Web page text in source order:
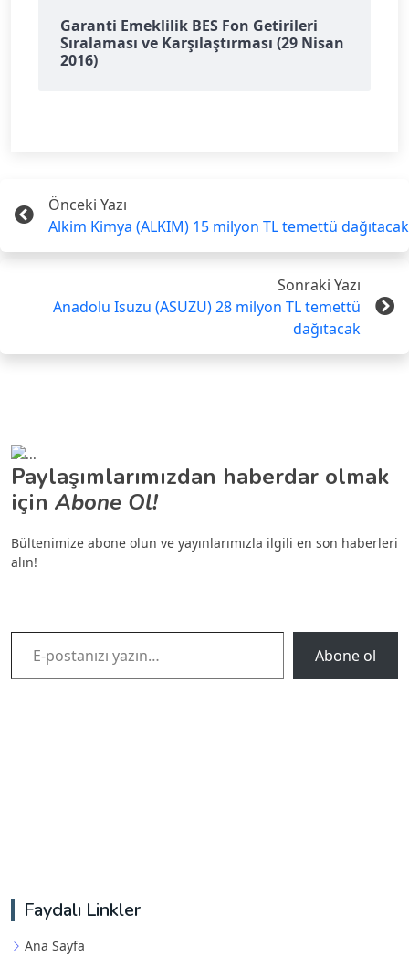
Garanti Emeklilik BES Fon Getirileri
Sıralaması ve Karşılaştırması (29 Nisan
2016)
Önceki Yazı
Alkim Kimya (ALKIM) 15 milyon TL temettü dağıtacak
Sonraki Yazı
Anadolu Isuzu (ASUZU) 28 milyon TL temettü
dağıtacak
Paylaşımlarımızdan haberdar olmak
için Abone Ol!
Bültenimize abone olun ve yayınlarımızla ilgili en son haberleri
alın!
E-postanızı yazın…
Abone ol
Faydalı Linkler
Ana Sayfa